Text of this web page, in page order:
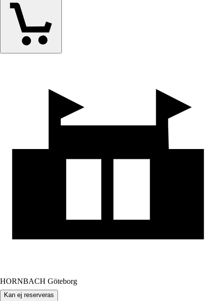
HORNBACH Göteborg
Kan ej reserveras